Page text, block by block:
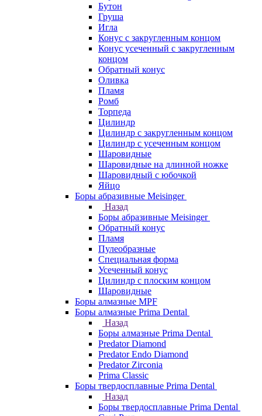
Бутон
Груша
Игла
Конус c закругленным концом
Конус усеченный c закругленным
концом
Обратный конус
Оливка
Пламя
Ромб
Торпеда
Цилиндр
Цилиндр с закругленным концом
Цилиндр с усеченным концом
Шаровидные
Шаровидные на длинной ножке
Шаровидный с юбочкой
Яйцо
Боры абразивные Meisinger
Назад
Боры абразивные Meisinger
Обратный конус
Пламя
Пулеобразные
Специальная форма
Усеченный конус
Цилиндр с плоским концом
Шаровидные
Боры алмазные MPF
Боры алмазные Prima Dental
Назад
Боры алмазные Prima Dental
Predator Diamond
Predator Endo Diamond
Predator Zirconia
Prima Classic
Боры твердосплавные Prima Dental
Назад
Боры твердосплавные Prima Dental